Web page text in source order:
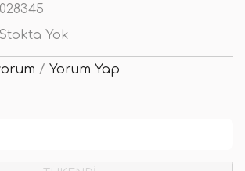
Stokta Yok
/ Yorum Yap